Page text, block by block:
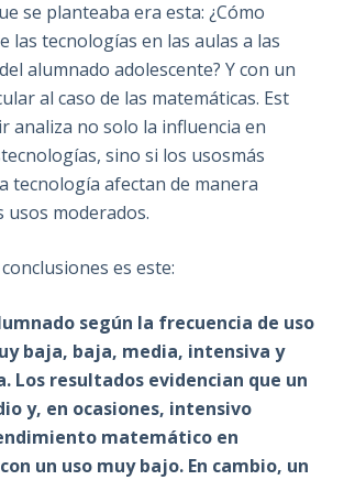
se planteaba era esta: ¿Cómo
las tecnologías en las aulas a las
alumnado adolescente? Y con un
al caso de las matemáticas. Est
analiza no solo la influencia en
sino si los usosmás
tecnología afectan de manera
usos moderados.
es este:
según la frecuencia de uso
baja, baja, media, intensiva y
Los resultados evidencian que un
y, en ocasiones, intensivo
matemático en
un uso muy bajo. En cambio, un